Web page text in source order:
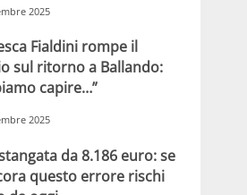
2025
Fialdini rompe il
sul ritorno a Ballando:
capire…”
2025
da 8.186 euro: se
questo errore rischi